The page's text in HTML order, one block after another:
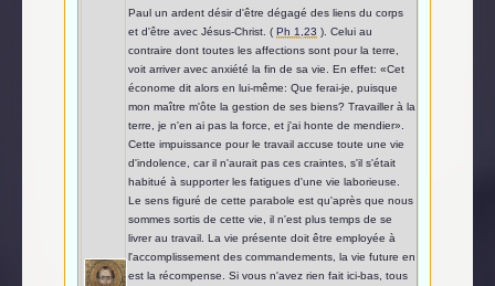
Paul un ardent désir d'être dégagé des liens du corps
et d'être avec Jésus-Christ. ( Ph 1,23 ). Celui au
contraire dont toutes les affections sont pour la terre,
voit arriver avec anxiété la fin de sa vie. En effet: «Cet
économe dit alors en lui-même: Que ferai-je, puisque
mon maître m'ôte la gestion de ses biens? Travailler à la
terre, je n'en ai pas la force, et j'ai honte de mendier».
Cette impuissance pour le travail accuse toute une vie
d'indolence, car il n'aurait pas ces craintes, s'il s'était
habitué à supporter les fatigues d'une vie laborieuse.
Le sens figuré de cette parabole est qu'après que nous
sommes sortis de cette vie, il n'est plus temps de se
livrer au travail. La vie présente doit être employée à
l'accomplissement des commandements, la vie future en
est la récompense. Si vous n'avez rien fait ici-bas, tous